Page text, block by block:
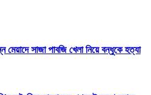
মেয়াদে সাজা পাবজি খেলা নিয়ে বন্ধুকে হত্যা